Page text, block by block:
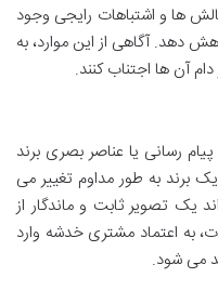
ها و اشتباهات رایجی وجود
دهد. آگاهی از این موارد، به
آن ها اجتناب کنند.
پیام رسانی یا عناصر بصری برند
برند به طور مداوم تغییر می
یک تصویر ثابت و ماندگار از
به اعتماد مشتری خدشه وارد
می شود.